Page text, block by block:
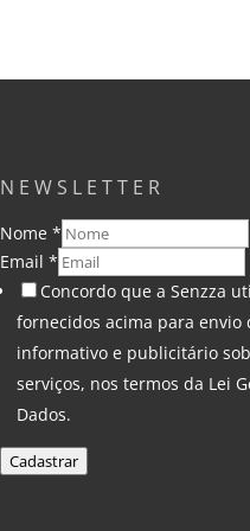
NEWSLETTER
Nome*
Email*
Concordo que a Senzza
fornecidos acima para envio
informativo e publicitário
serviços, nos termos da Lei
Dados.
Cadastrar